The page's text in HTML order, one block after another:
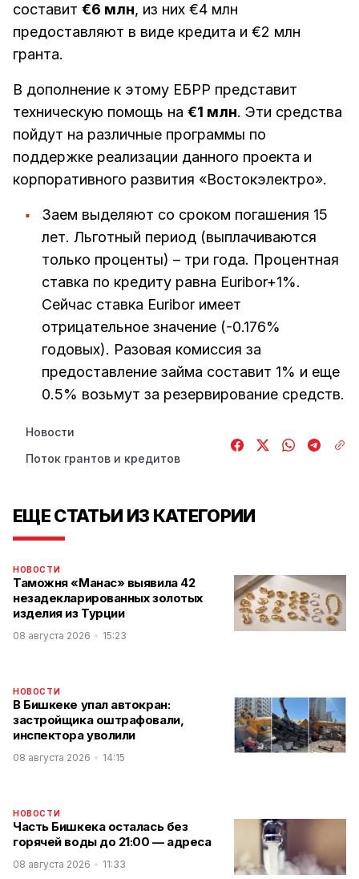
составит €6 млн, из них €4 млн
предоставляют в виде кредита и €2 млн
гранта.
В дополнение к этому ЕБРР представит
техническую помощь на €1 млн. Эти средства
пойдут на различные программы по
поддержке реализации данного проекта и
корпоративного развития «Востокэлектро».
Заем выделяют со сроком погашения 15
лет. Льготный период (выплачиваются
только проценты) – три года. Процентная
ставка по кредиту равна Euribor+1%.
Сейчас ставка Euribor имеет
отрицательное значение (-0.176%
годовых). Разовая комиссия за
предоставление займа составит 1% и еще
0.5% возьмут за резервирование средств.
Новости
Поток грантов и кредитов
ЕЩЕ СТАТЬИ ИЗ КАТЕГОРИИ
НОВОСТИ
Таможня «Манас» выявила 42
незадекларированных золотых
изделия из Турции
08 августа 2026 15:23
НОВОСТИ
В Бишкеке упал автокран:
застройщика оштрафовали,
инспектора уволили
08 августа 2026 14:15
НОВОСТИ
Часть Бишкека осталась без
горячей воды до 21:00 — адреса
08 августа 2026 11:33